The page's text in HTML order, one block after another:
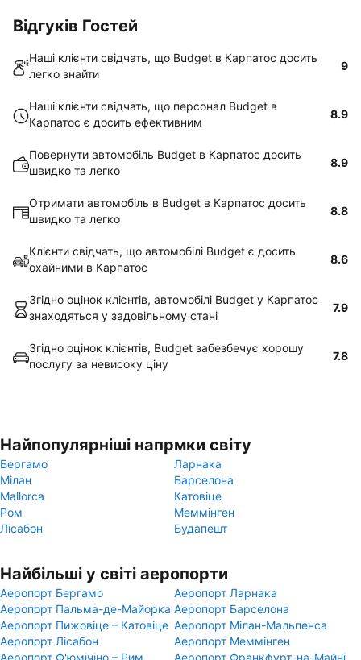
Відгуків Гостей
Наші клієнти свідчать, що Budget в Карпатос досить
легко знайти
9
Наші клієнти свідчать, що персонал Budget в
Карпатос є досить ефективним
8.9
Повернути автомобіль Budget в Карпатос досить
швидко та легко
8.9
Отримати автомобіль в Budget в Карпатос досить
швидко та легко
8.8
Клієнти свідчать, що автомобілі Budget є досить
охайними в Карпатос
8.6
Згідно оцінок клієнтів, автомобілі Budget у Карпатос
знаходяться у задовільному стані
7.9
Згідно оцінок клієнтів, Budget забезбечує хорошу
послугу за невисоку ціну
7.8
Найпопулярніші напрмки світу
Бергамо
Ларнака
Мілан
Барселона
Mallorca
Катовіце
Ром
Меммінген
Лісабон
Будапешт
Найбільші у світі аеропорти
Аеропорт Бергамо
Аеропорт Ларнака
Аеропорт Пальма-де-Майорка Аеропорт Барселона
Аеропорт Пижовіце – Катовіце Аеропорт Мілан-Мальпенса
Аеропорт Лісабон
Аеропорт Меммінген
Аеропорт Ф'юмічіно – Рим
Аеропорт Франкфурт-на-Майні